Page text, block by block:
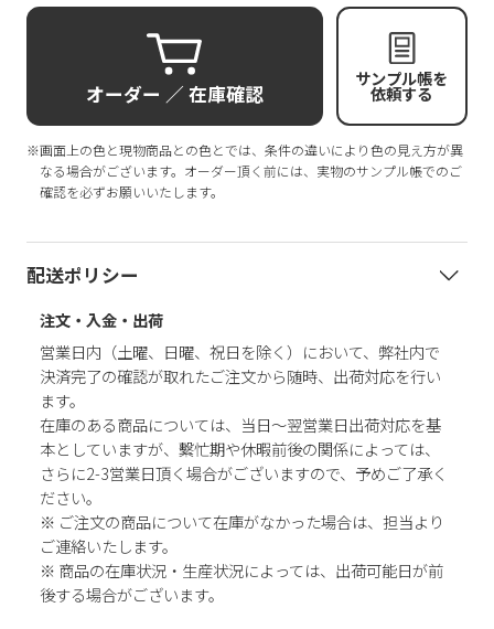
オーダー ／ 在庫確認
サンプル帳を
依頼する
※画面上の色と現物商品との色とでは、条件の違いにより色の見え方が異
なる場合がございます。オーダー頂く前には、実物のサンプル帳でのご
確認を必ずお願いいたします。
配送ポリシー
注文・入金・出荷
営業日内（土曜、日曜、祝日を除く）において、弊社内で
決済完了の確認が取れたご注文から随時、出荷対応を行い
ます。
在庫のある商品については、当日～翌営業日出荷対応を基
本としていますが、繫忙期や休暇前後の関係によっては、
さらに2-3営業日頂く場合がございますので、予めご了承く
ださい。
※ ご注文の商品について在庫がなかった場合は、担当より
ご連絡いたします。
※ 商品の在庫状況・生産状況によっては、出荷可能日が前
後する場合がございます。